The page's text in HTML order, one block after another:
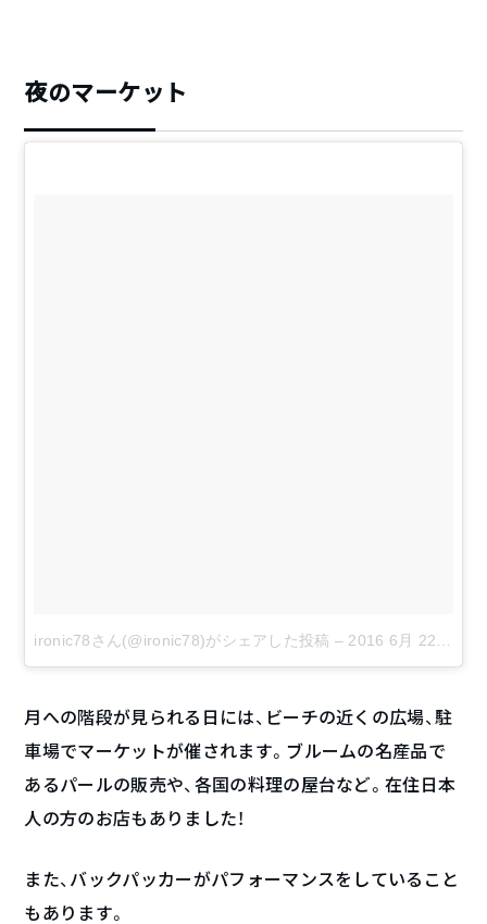
夜のマーケット
ironic78さん(@ironic78)がシェアした投稿 – 2016 6月 22 3:56午前 PDT
月への階段が見られる日には、ビーチの近くの広場、駐
車場でマーケットが催されます。ブルームの名産品で
あるパールの販売や、各国の料理の屋台など。在住日本
人の方のお店もありました！
また、バックパッカーがパフォーマンスをしていること
もあります。